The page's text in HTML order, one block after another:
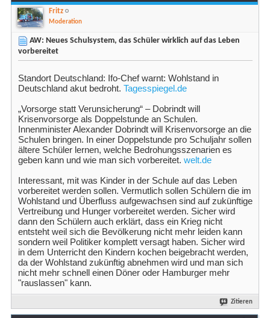
Fritz
Moderation
AW: Neues Schulsystem, das Schüler wirklich auf das Leben
vorbereitet
Standort Deutschland: Ifo-Chef warnt: Wohlstand in
Deutschland akut bedroht. Tagesspiegel.de
„Vorsorge statt Verunsicherung“ – Dobrindt will
Krisenvorsorge als Doppelstunde an Schulen.
Innenminister Alexander Dobrindt will Krisenvorsorge an die
Schulen bringen. In einer Doppelstunde pro Schuljahr sollen
ältere Schüler lernen, welche Bedrohungsszenarien es
geben kann und wie man sich vorbereitet. welt.de
Interessant, mit was Kinder in der Schule auf das Leben
vorbereitet werden sollen. Vermutlich sollen Schülern die im
Wohlstand und Überfluss aufgewachsen sind auf zukünftige
Vertreibung und Hunger vorbereitet werden. Sicher wird
dann den Schülern auch erklärt, dass ein Krieg nicht
entsteht weil sich die Bevölkerung nicht mehr leiden kann
sondern weil Politiker komplett versagt haben. Sicher wird
in dem Unterricht den Kindern kochen beigebracht werden,
da der Wohlstand zukünftig abnehmen wird und man sich
nicht mehr schnell einen Döner oder Hamburger mehr
"rauslassen" kann.
Zitieren